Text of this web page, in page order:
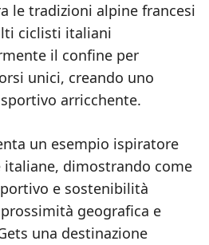
le tradizioni alpine francesi
ciclisti italiani
il confine per
unici, creando uno
arricchente.
un esempio ispiratore
dimostrando come
e sostenibilità
geografica e
una destinazione